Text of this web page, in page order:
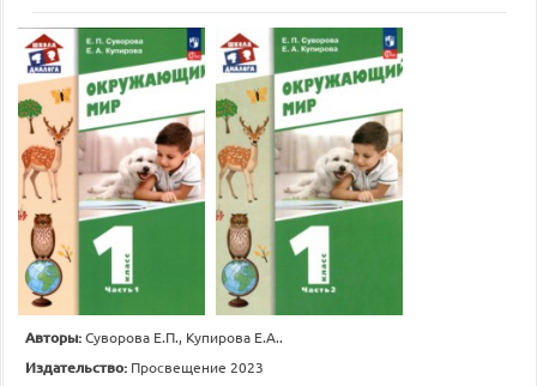
Авторы:Суворова Е.П., Купирова Е.А..
Издательство: Просвещение 2023